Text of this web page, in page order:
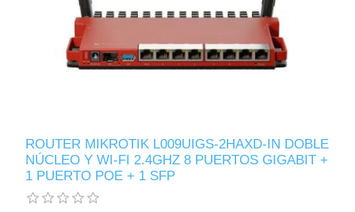
ROUTER MIKROTIK L009UIGS-2HAXD-IN DOBLE
NÚCLEO Y WI-FI 2.4GHZ 8 PUERTOS GIGABIT +
1 PUERTO POE + 1 SFP